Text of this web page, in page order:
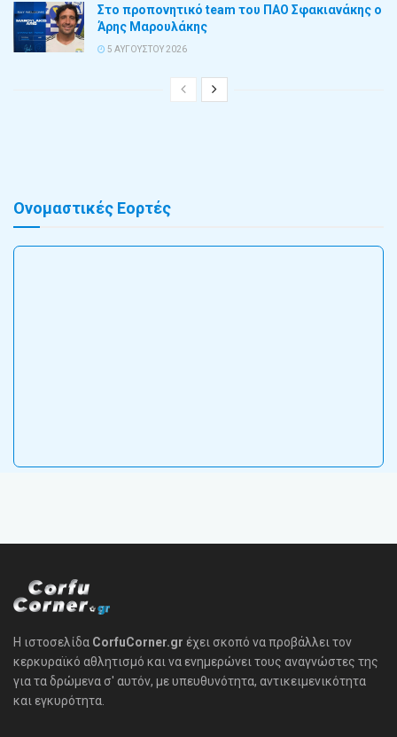
Στο προπονητικό team του ΠΑΟ Σφακιανάκης ο
Άρης Μαρουλάκης
5 ΑΥΓΟΎΣΤΟΥ 2026
Ονομαστικές Εορτές
Η ιστοσελίδα CorfuCorner.gr έχει σκοπό να προβάλλει τον
κερκυραϊκό αθλητισμό και να ενημερώνει τους αναγνώστες της
για τα δρώμενα σ' αυτόν, με υπευθυνότητα, αντικειμενικότητα
και εγκυρότητα.